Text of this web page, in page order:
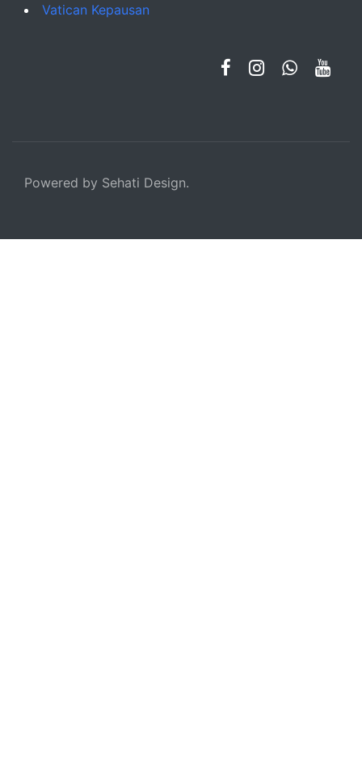
Vatican Kepausan
Powered by Sehati Design.